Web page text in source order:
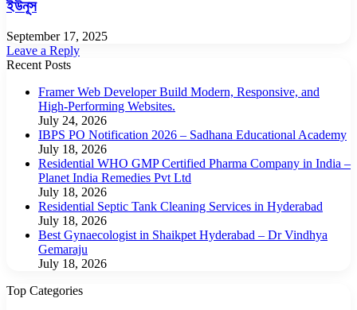
ইউনূস
September 17, 2025
Leave a Reply
Recent Posts
Framer Web Developer Build Modern, Responsive, and
High-Performing Websites.
July 24, 2026
IBPS PO Notification 2026 – Sadhana Educational Academy
July 18, 2026
Residential WHO GMP Certified Pharma Company in India –
Planet India Remedies Pvt Ltd
July 18, 2026
Residential Septic Tank Cleaning Services in Hyderabad
July 18, 2026
Best Gynaecologist in Shaikpet Hyderabad – Dr Vindhya
Gemaraju
July 18, 2026
Top Categories